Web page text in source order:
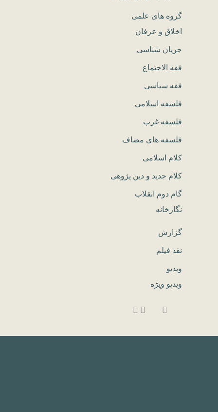
گروه های علمی
اخلاق و عرفان
جریان شناسی
فقه الاجتماع
فقه سیاسی
فلسفه اسلامی
فلسفه غرب
فلسفه های مضاف
کلام اسلامی
کلام جدید و دین پژوهی
گام دوم انقلاب
نگارخانه
گزارش
نقد فیلم
ویدیو
ویدیو ویژه